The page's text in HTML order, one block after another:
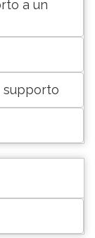
a un
supporto